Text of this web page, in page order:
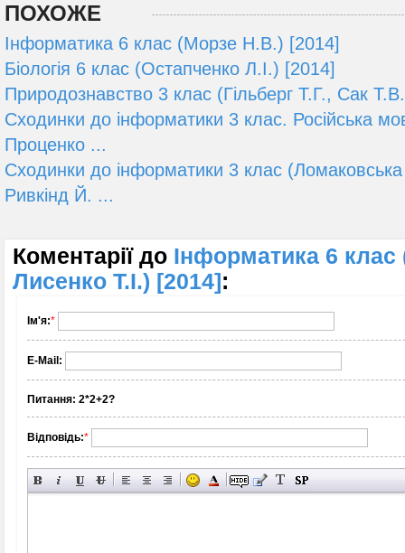
ПОХОЖЕ
Інформатика 6 клас (Морзе Н.В.) [2014]
Біологія 6 клас (Остапченко Л.І.) [2014]
Природознавство 3 клас (Гільберг Т.Г., Сак
Сходинки до інформатики 3 клас. Російська
Проценко ...
Сходинки до інформатики 3 клас
Ривкінд Й. ...
Коментарії до Інформатика 6
Лисенко Т.І.) [2014] :
Ім'я:*
E-Mail:
Питання: 2*2+2?
Відповідь:*